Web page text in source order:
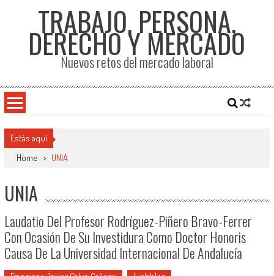
TRABAJO, PERSONA,
DERECHO Y MERCADO
Nuevos retos del mercado laboral
Estás aquí
Home > UNIA
UNIA
Laudatio Del Profesor Rodríguez-Piñero Bravo-Ferrer
Con Ocasión De Su Investidura Como Doctor Honoris
Causa De La Universidad Internacional De Andalucía